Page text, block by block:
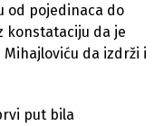
od pojedinaca do
konstataciju da je
da izdrži i
put bila